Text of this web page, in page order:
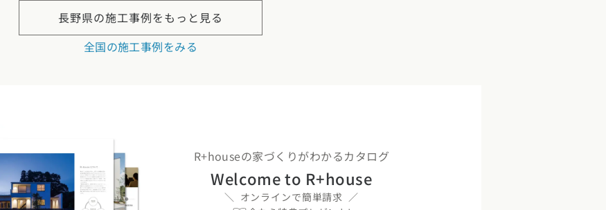
長野県の施工事例をもっと見る
全国の施工事例をみる
R+houseの家づくりがわかるカタログ
Welcome to R+house
オンラインで簡単請求